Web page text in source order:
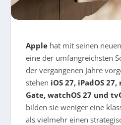
Apple hat mit seinen
eine der umfangreichsten
der vergangenen Jahre
stehen iOS 27, iPadOS
Gate, watchOS 27 und
bilden sie weniger eine
als vielmehr einen